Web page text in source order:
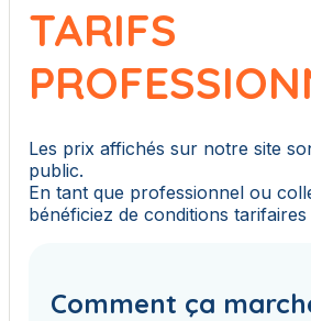
TARIFS
Les prix affichés sur notre site
public.
En tant que professionnel ou
bénéficiez de conditions tarifaires
Comment ça